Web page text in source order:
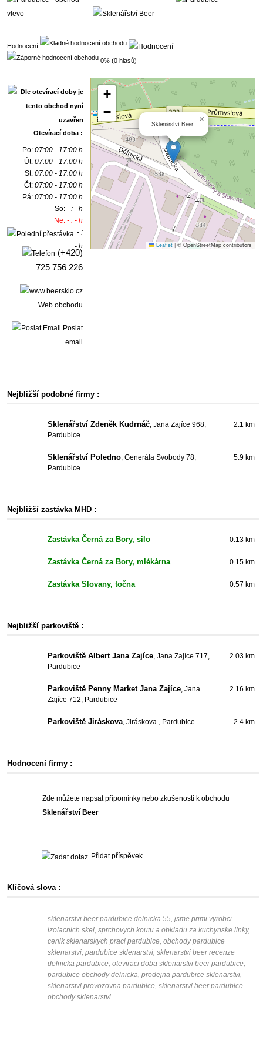
Hodnocení
0% (0 hlasů)
Otevírací doba :
Po:07:00 - 17:00 h
Út:07:00 - 17:00 h
St:07:00 - 17:00 h
Čt:07:00 - 17:00 h
Pá:07:00 - 17:00 h
So:- : - h
Ne:- : - h
- :
- h
(+420)
725 756 226
Web obchodu
Poslat
email
Sklenářství Beer ×
+
−
Leaflet |© OpenStreetMap contributors
Nejbližší podobné firmy :
Sklenářství Zdeněk Kudrnáč, Jana Zajíce 968,
Pardubice
2.1 km
Sklenářství Poledno, Generála Svobody 78,
Pardubice
5.9 km
Nejbližší zastávka MHD :
Zastávka Černá za Bory, silo 0.13 km
Zastávka Černá za Bory, mlékárna 0.15 km
Zastávka Slovany, točna 0.57 km
Nejbližší parkoviště :
Parkoviště Albert Jana Zajíce, Jana Zajíce 717,
Pardubice
2.03 km
Parkoviště Penny Market Jana Zajíce, Jana
Zajíce 712, Pardubice
2.16 km
Parkoviště Jiráskova, Jiráskova , Pardubice 2.4 km
Hodnocení firmy :
Zde můžete napsat přípomínky nebo zkušenosti k obchodu
Sklenářství Beer
Přidat příspěvek
Klíčová slova :
sklenarstvi beer pardubice delnicka 55, jsme primi vyrobci
izolacnich skel, sprchovych koutu a obkladu za kuchynske linky,
cenik sklenarskych praci pardubice, obchody pardubice
sklenarstvi, pardubice sklenarstvi, sklenarstvi beer recenze
delnicka pardubice, oteviraci doba sklenarstvi beer pardubice,
pardubice obchody delnicka, prodejna pardubice sklenarstvi,
sklenarstvi provozovna pardubice, sklenarstvi beer pardubice
obchody sklenarstvi